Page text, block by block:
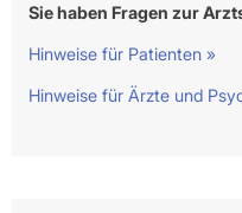
Sie haben Fragen zur
Hinweise für Patienten »
Hinweise für Ärzte und